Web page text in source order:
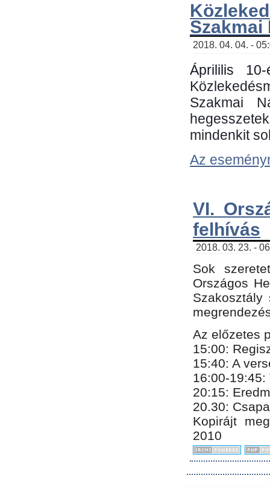
Szakmai
2018. 04. 04. -
Áprililis
Szakmai
mindenkit
Az
VI.
felhívás
2018. 03. 23. -
Sok
Országos
Az előzetes
15:00:
15:40: A
16:00-19:45:
20:​15​:
​20.30:
Kopirájt
2010